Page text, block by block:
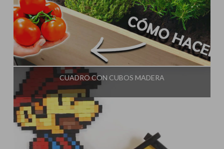
Influencer:Rincón Útil
CUADRO CON CUBOS MADERA